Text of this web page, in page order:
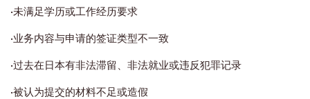
·未满足学历或工作经历要求
·业务内容与申请的签证类型不一致
·过去在日本有非法滞留、非法就业或违反犯罪记录
·被认为提交的材料不足或造假